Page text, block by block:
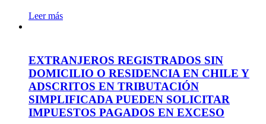
Leer más
EXTRANJEROS REGISTRADOS SIN
DOMICILIO O RESIDENCIA EN CHILE Y
ADSCRITOS EN TRIBUTACIÓN
SIMPLIFICADA PUEDEN SOLICITAR
IMPUESTOS PAGADOS EN EXCESO